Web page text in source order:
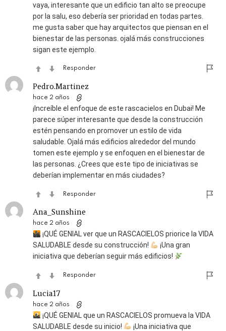
vaya, interesante que un edificio tan alto se preocupe
por la salu, eso debería ser prioridad en todas partes.
me gusta saber que hay arquitectos que piensan en el
bienestar de las personas. ojalá más construcciones
sigan este ejemplo.
Responder
Pedro.Martinez
hace 2 años
¡Increíble el enfoque de este rascacielos en Dubai! Me
parece súper interesante que desde la construcción
estén pensando en promover un estilo de vida
saludable. Ojalá más edificios alrededor del mundo
tomen este ejemplo y se enfoquen en el bienestar de
las personas. ¿Crees que este tipo de iniciativas se
deberían implementar en más ciudades?
Responder
Ana_Sunshine
hace 2 años
¡QUÉ GENIAL ver que un RASCACIELOS priorice la VIDA
SALUDABLE desde su construcción!
¡Una gran
iniciativa que deberían seguir más edificios!
Responder
Lucia17
hace 2 años
¡QUÉ GENIAL que un RASCACIELOS promueva la VIDA
SALUDABLE desde su inicio!
¡Una iniciativa que